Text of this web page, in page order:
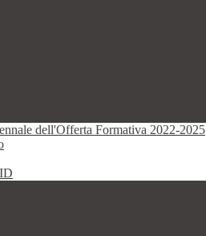
dell'Offerta Formativa 2022-2025